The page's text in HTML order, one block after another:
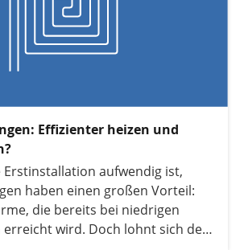
Effizienter heizen und
Erstinstallation aufwendig ist,
haben einen großen Vorteil:
die bereits bei niedrigen
wird. Doch lohnt sich der